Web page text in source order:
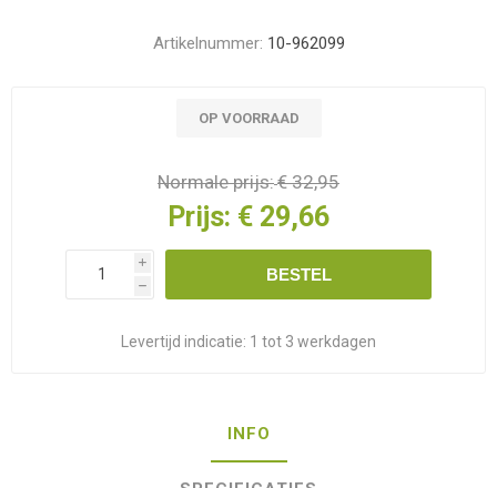
Artikelnummer: 10-962099
OP VOORRAAD
Normale prijs:€ 32,95
Prijs: € 29,66
i
h
BESTEL
Levertijd indicatie: 1 tot 3 werkdagen
INFO